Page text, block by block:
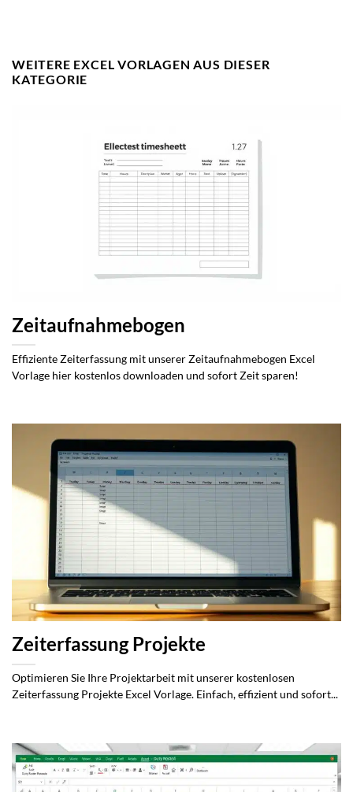
WEITERE EXCEL VORLAGEN AUS DIESER
KATEGORIE
Zeitaufnahmebogen
Effiziente Zeiterfassung mit unserer Zeitaufnahmebogen Excel
Vorlage hier kostenlos downloaden und sofort Zeit sparen!
Zeiterfassung Projekte
Optimieren Sie Ihre Projektarbeit mit unserer kostenlosen
Zeiterfassung Projekte Excel Vorlage. Einfach, effizient und sofort...